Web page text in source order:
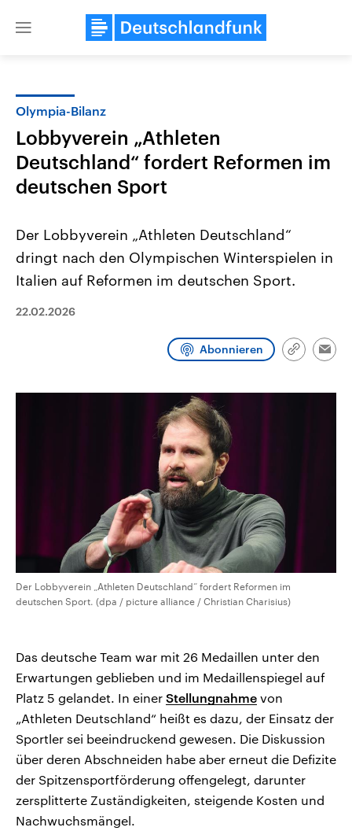
Close
Landtagswahl Sachsen-Anhalt
2026
Sachsen-Anhalt wählt am 6.
Bundesland von einer Koalition aus
und Hintergründe zu den Parteien
und Kandidaten der anstehenden
USA
Aktuelle Beiträge,
den mächtigsten Ländern
mit großem Einfluss auf
aktuelle Weltgeschehen.
Podcasts
Olympia-Bilanz
Lobbyverein „Athleten
Deutschland“ fordert Reformen im
deutschen Sport
Der Lobbyverein „Athleten Deutschland“
dringt nach den Olympischen Winterspielen in
Italien auf Reformen im deutschen Sport.
22.02.2026
Abonnieren
Link
Der Lobbyverein „Athleten Deutschland“ fordert Reformen im
deutschen Sport. (dpa / picture alliance / Christian Charisius)
Das deutsche Team war mit 26 Medaillen unter den
Erwartungen geblieben und im Medaillenspiegel auf
Platz 5 gelandet. In einer Stellungnahme von
„Athleten Deutschland“ heißt es dazu, der Einsatz der
Sportler sei beeindruckend gewesen. Die Diskussion
über deren Abschneiden habe aber erneut die Defizite
der Spitzensportförderung offengelegt, darunter
zersplitterte Zuständigkeiten, steigende Kosten und
Nachwuchsmängel.